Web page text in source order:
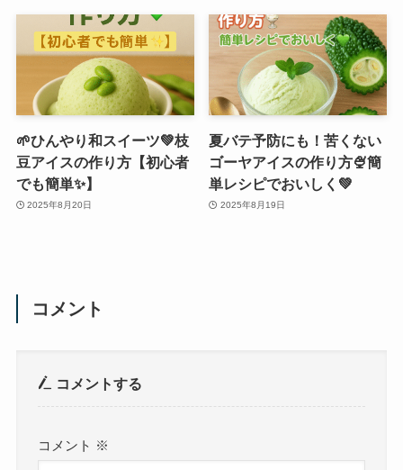
🌱ひんやり和スイーツ💚枝
豆アイスの作り方【初心者
でも簡単✨】
2025年8月20日
夏バテ予防にも！苦くない
ゴーヤアイスの作り方🍨簡
単レシピでおいしく💚
2025年8月19日
コメント
コメントする
コメント ※